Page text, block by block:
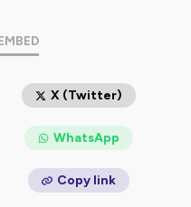
X (Twitter)
WhatsApp
Copy link